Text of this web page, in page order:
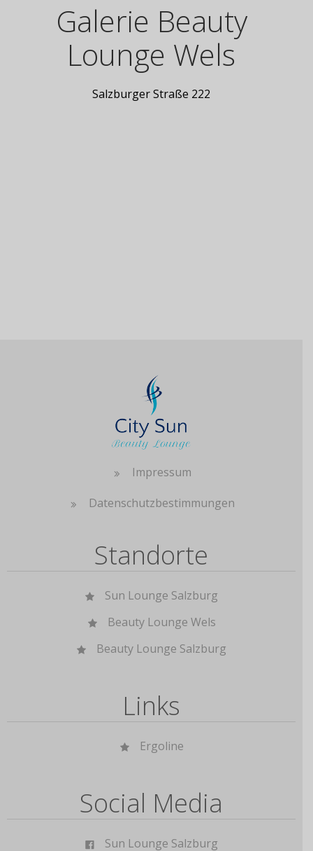
Galerie Beauty
Lounge Wels
Salzburger Straße 222
Impressum
Datenschutzbestimmungen
Standorte
Sun Lounge Salzburg
Beauty Lounge Wels
Beauty Lounge Salzburg
Links
Ergoline
Social Media
Sun Lounge Salzburg